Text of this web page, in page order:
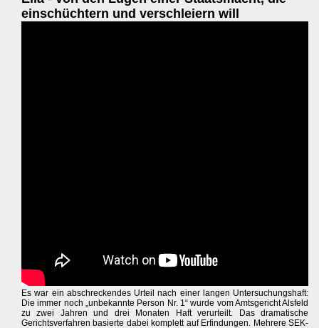
einschüchtern und verschleiern will
Es war ein abschreckendes Urteil nach einer langen Untersuchungshaft:
Die immer noch „unbekannte Person Nr. 1“ wurde vom Amtsgericht Alsfeld
zu zwei Jahren und drei Monaten Haft verurteilt. Das dramatische
Gerichtsverfahren basierte dabei komplett auf Erfindungen. Mehrere SEK-